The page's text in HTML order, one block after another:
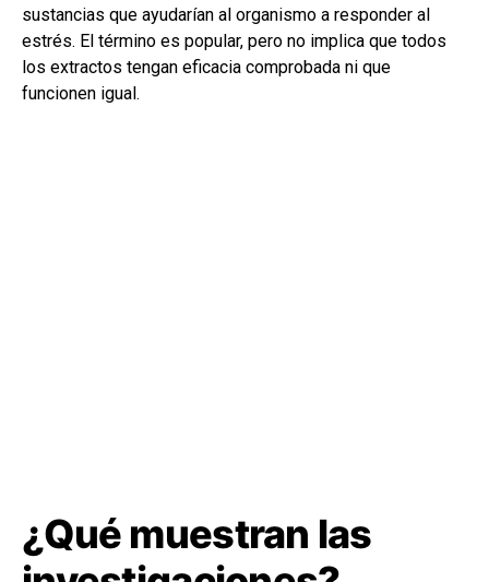
sustancias que ayudarían al organismo a responder al
estrés. El término es popular, pero no implica que todos
los extractos tengan eficacia comprobada ni que
funcionen igual.
¿Qué muestran las